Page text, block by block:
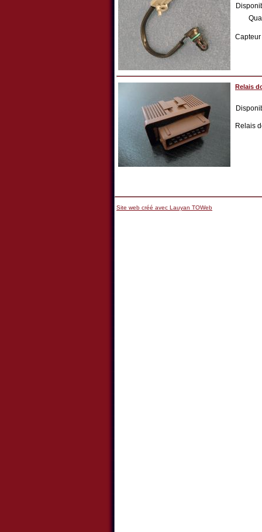
Relais
Relais
Site web créé avec Lauyan TOWeb